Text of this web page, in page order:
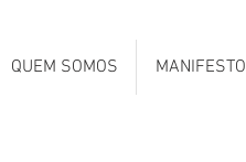
QUEM SOMOS MANIFESTO